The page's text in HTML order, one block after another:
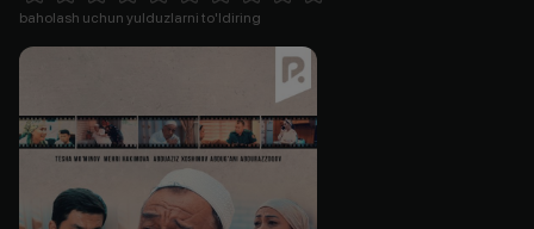
1 Star 2 Stars 3 Stars 4 Stars5 Stars 6 Stars7 Stars8 Stars
baholash uchun yulduzlarni to'ldiring